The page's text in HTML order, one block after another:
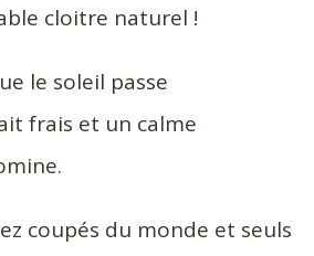
cloitre naturel !
le soleil passe
frais et un calme
coupés du monde et seuls